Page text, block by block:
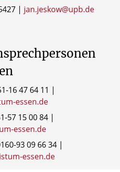
| jan.jeskow@upb.de
16 47 64 11 |
essen.de
57 15 00 84 |
essen.de
93 09 66 34 |
essen.de